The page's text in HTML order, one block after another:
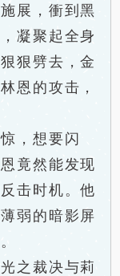
展，衝到黑
凝聚起全身
狠劈去，金
恩的攻击，
，想要闪
竟然能发现
击时机。他
弱的暗影屏
之裁决与莉